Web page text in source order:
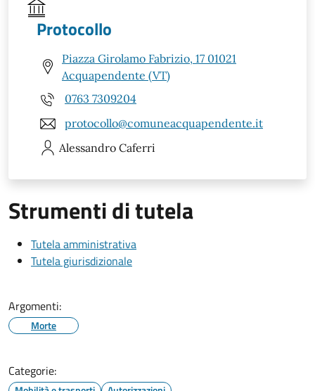
Protocollo
Piazza Girolamo Fabrizio, 17 01021
Acquapendente (VT)
0763 7309204
protocollo@comuneacquapendente.it
Alessandro Caferri
Strumenti di tutela
Tutela amministrativa
Tutela giurisdizionale
Argomenti:
Morte
Categorie: